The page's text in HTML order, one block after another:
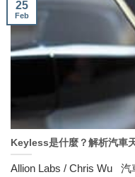
Keyless是什麼？解析汽車
Allion Labs / Chris Wu 汽
25
Feb